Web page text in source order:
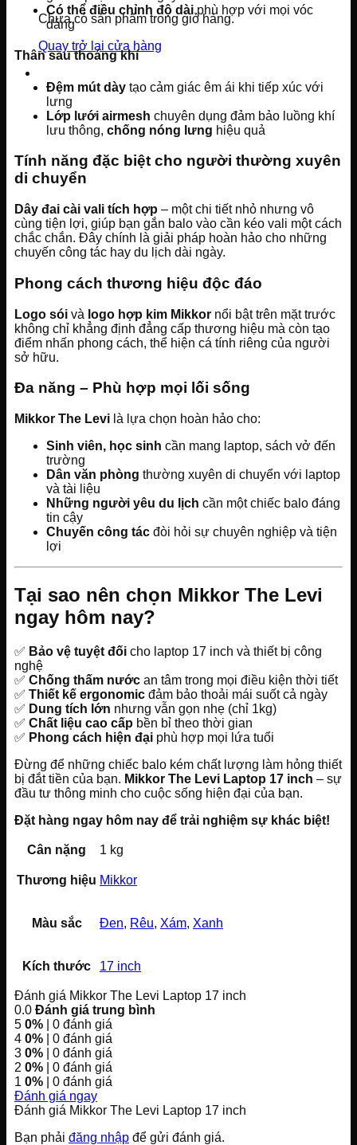
Chưa có sản phẩm trong giỏ hàng.
Quay trở lại cửa hàng
Có thể điều chỉnh độ dàiphù hợp với mọi vóc
dáng
Thân sau thoáng khí
Đệm mút dày tạo cảm giác êm ái khi tiếp xúc với
lưng
Lớp lưới airmesh chuyên dụng đảm bảo luồng khí
lưu thông, chống nóng lưng hiệu quả
Tính năng đặc biệt cho người thường xuyên
di chuyển
Dây đai cài vali tích hợp – một chi tiết nhỏ nhưng vô
cùng tiện lợi, giúp bạn gắn balo vào cần kéo vali một cách
chắc chắn. Đây chính là giải pháp hoàn hảo cho những
chuyến công tác hay du lịch dài ngày.
Phong cách thương hiệu độc đáo
Logo sói và logo hợp kim Mikkor nổi bật trên mặt trước
không chỉ khẳng định đẳng cấp thương hiệu mà còn tạo
điểm nhấn phong cách, thể hiện cá tính riêng của người
sở hữu.
Đa năng – Phù hợp mọi lối sống
Mikkor The Levi là lựa chọn hoàn hảo cho:
Sinh viên, học sinh cần mang laptop, sách vở đến
trường
Dân văn phòng thường xuyên di chuyển với laptop
và tài liệu
Những người yêu du lịch cần một chiếc balo đáng
tin cậy
Chuyến công tác đòi hỏi sự chuyên nghiệp và tiện
lợi
Tại sao nên chọn Mikkor The Levi
ngay hôm nay?
✅ Bảo vệ tuyệt đối cho laptop 17 inch và thiết bị công
nghệ
✅ Chống thấm nước an tâm trong mọi điều kiện thời tiết
✅ Thiết kế ergonomic đảm bảo thoải mái suốt cả ngày
✅ Dung tích lớn nhưng vẫn gọn nhẹ (chỉ 1kg)
✅ Chất liệu cao cấp bền bỉ theo thời gian
✅ Phong cách hiện đại phù hợp mọi lứa tuổi
Đừng để những chiếc balo kém chất lượng làm hỏng thiết
bị đắt tiền của bạn. Mikkor The Levi Laptop 17 inch – sự
đầu tư thông minh cho cuộc sống hiện đại của bạn.
Đặt hàng ngay hôm nay để trải nghiệm sự khác biệt!
Cân nặng 1 kg
Thương hiệu Mikkor
Màu sắc Đen, Rêu, Xám, Xanh
Kích thước 17 inch
Đánh giá Mikkor The Levi Laptop 17 inch
0.0 Đánh giá trung bình
5 0% | 0 đánh giá
4 0% | 0 đánh giá
3 0% | 0 đánh giá
2 0% | 0 đánh giá
1 0% | 0 đánh giá
Đánh giá ngay
Đánh giá Mikkor The Levi Laptop 17 inch
Bạn phải đăng nhập để gửi đánh giá.